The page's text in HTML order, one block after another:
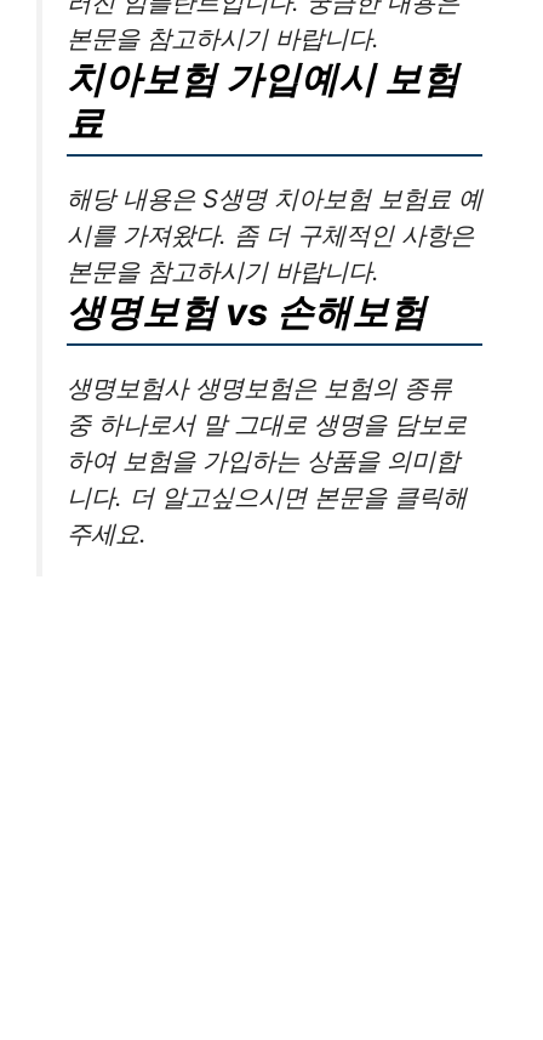
본문을 참고하시기 바랍니다.
치아보험 가입예시 보험
료
해당 내용은 S생명 치아보험 보험료 예
시를 가져왔다. 좀 더 구체적인 사항은
본문을 참고하시기 바랍니다.
생명보험 vs 손해보험
생명보험사 생명보험은 보험의 종류
중 하나로서 말 그대로 생명을 담보로
하여 보험을 가입하는 상품을 의미합
니다. 더 알고싶으시면 본문을 클릭해
주세요.